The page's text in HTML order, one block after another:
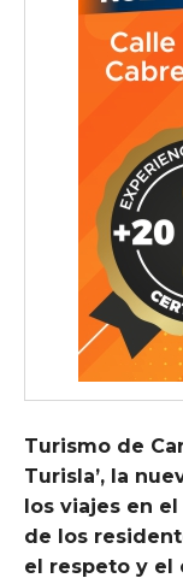
Turismo de
Turisla’, la
los viajes en
de los
el respeto y el